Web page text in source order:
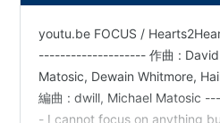
youtu.be FOCUS /
-------------------- 作曲 : David
Matosic, Dewain Whitmore,
編曲 : dwill, Michael
- I cannot focus on anything